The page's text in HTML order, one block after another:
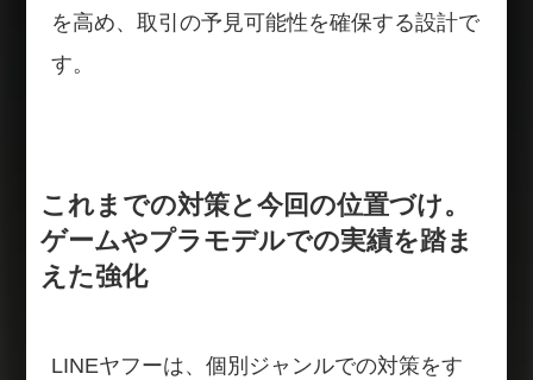
を高め、取引の予見可能性を確保する設計で
す。
これまでの対策と今回の位置づけ。
ゲームやプラモデルでの実績を踏ま
えた強化
LINEヤフーは、個別ジャンルでの対策をす